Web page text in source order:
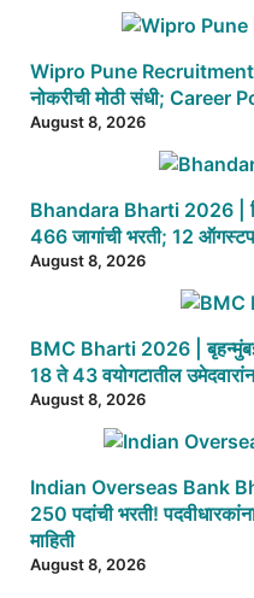
Wipro Pune Recruitment
नोकरीची मोठी संधी;
August 8, 2026
Bhandara Bharti 2026 |
466 जागांची भरती; 12
August 8, 2026
BMC Bharti 2026 | बृहन्मुंबई
18 ते 43 वयोगटातील
August 8, 2026
Indian Overseas Bank
250 पदांची भरती!
माहिती
August 8, 2026